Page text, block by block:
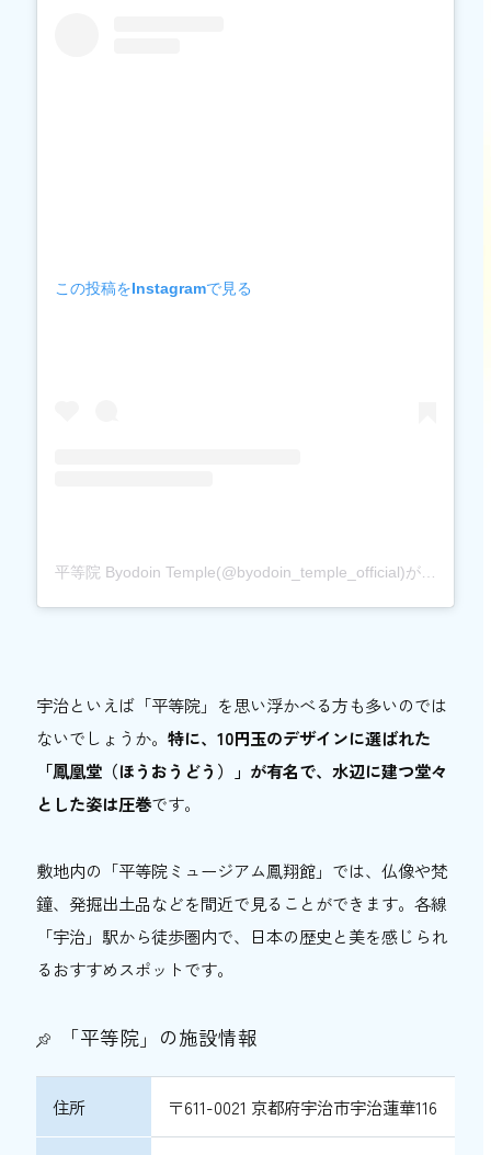
この投稿をInstagramで見る
平等院 Byodoin Temple(@byodoin_temple_official)がシェアした投稿
宇治といえば「平等院」を思い浮かべる方も多いのでは
ないでしょうか。 特に、10円玉のデザインに選ばれた
「鳳凰堂（ほうおうどう）」が有名で、水辺に建つ堂々
とした姿は圧巻です。
敷地内の「平等院ミュージアム鳳翔館」では、仏像や梵
鐘、発掘出土品などを間近で見ることができます。各線
「宇治」駅から徒歩圏内で、日本の歴史と美を感じられ
るおすすめスポットです。
「平等院」の施設情報
住所 〒611-0021 京都府宇治市宇治蓮華116